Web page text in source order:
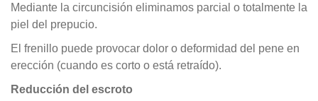
Mediante la circuncisión eliminamos parcial o totalmente la
piel del prepucio.
El frenillo puede provocar dolor o deformidad del pene en
erección (cuando es corto o está retraído).
Reducción del escroto